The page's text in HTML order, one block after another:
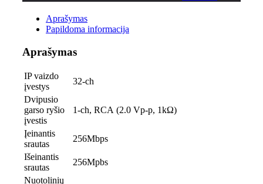
Aprašymas
Papildoma informacija
Aprašymas
IP vaizdo
įvestys
32-ch
Dvipusio
garso ryšio
įvestis
1-ch, RCA (2.0 Vp-p, 1kΩ)
Įeinantis
srautas
256Mbps
Išeinantis
srautas
256Mpbs
Nuotolinių